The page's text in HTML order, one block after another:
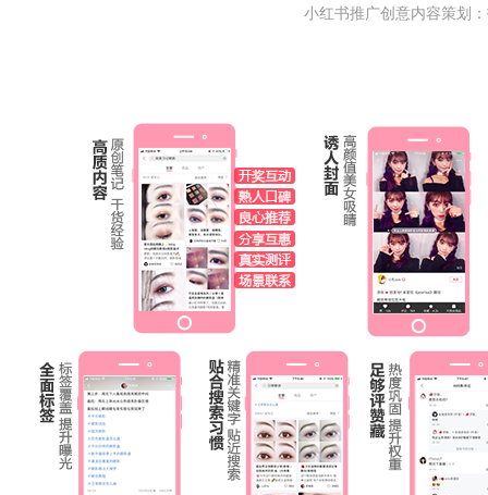
小红书推广创意内容策划